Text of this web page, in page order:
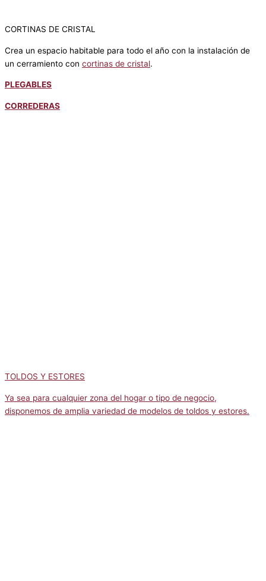
CORTINAS DE CRISTAL
Crea un espacio habitable para todo el año con la instalación de
un cerramiento con cortinas de cristal.
PLEGABLES
CORREDERAS
TOLDOS Y ESTORES
Ya sea para cualquier zona del hogar o tipo de negocio,
disponemos de amplia variedad de modelos de toldos y estores.